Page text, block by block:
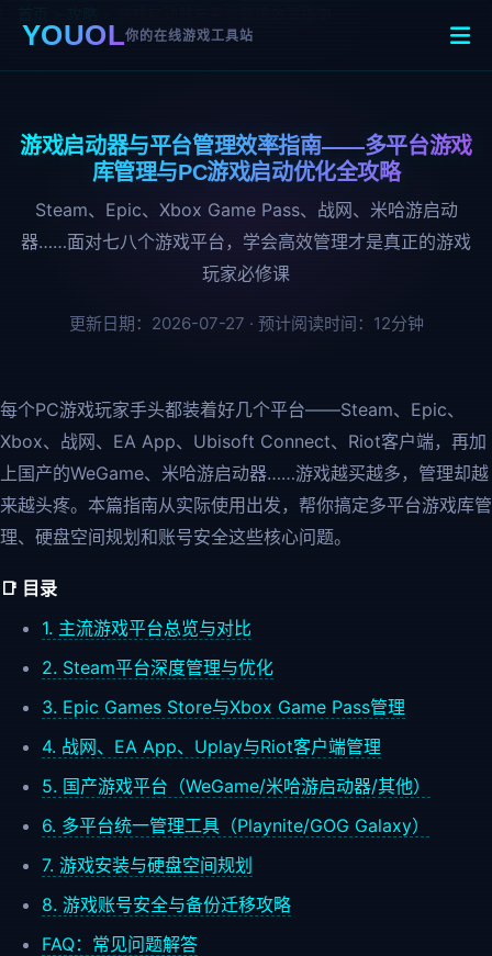
YOUOL你的在线游戏工具站
游戏启动器与平台管理效率指南——多平台游戏
库管理与PC游戏启动优化全攻略
Steam、Epic、Xbox Game Pass、战网、米哈游启动
器……面对七八个游戏平台，学会高效管理才是真正的游戏
玩家必修课
更新日期：2026-07-27 · 预计阅读时间：12分钟
每个PC游戏玩家手头都装着好几个平台——Steam、Epic、
Xbox、战网、EA App、Ubisoft Connect、Riot客户端，再加
上国产的WeGame、米哈游启动器……游戏越买越多，管理却越
来越头疼。本篇指南从实际使用出发，帮你搞定多平台游戏库管
理、硬盘空间规划和账号安全这些核心问题。
📑 目录
1. 主流游戏平台总览与对比
2. Steam平台深度管理与优化
3. Epic Games Store与Xbox Game Pass管理
4. 战网、EA App、Uplay与Riot客户端管理
5. 国产游戏平台（WeGame/米哈游启动器/其他）
6. 多平台统一管理工具（Playnite/GOG Galaxy）
7. 游戏安装与硬盘空间规划
8. 游戏账号安全与备份迁移攻略
FAQ：常见问题解答